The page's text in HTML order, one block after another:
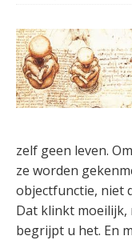
zelf geen leven.
ze worden
objectfunctie, niet
Dat klinkt moeilijk,
begrijpt u het. En